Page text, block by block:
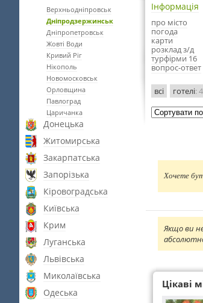
Верхньодніпровськ
Дніпродзержинськ
Дніпропетровськ
Жовті Води
Кривий Ріг
Нікополь
Новомосковськ
Орловщина
Павлоград
Царичанка
Донецька
Житомирська
Закарпатська
Запорізька
Кіровоградська
Київська
Крим
Луганська
Львівська
Миколаївська
Одеська
Інформація
про місто
погода
карти
розклад з/д
турфірми 16
вопрос-ответ
всі готелі: 4
Хочете
Якщо ви
Цікаві